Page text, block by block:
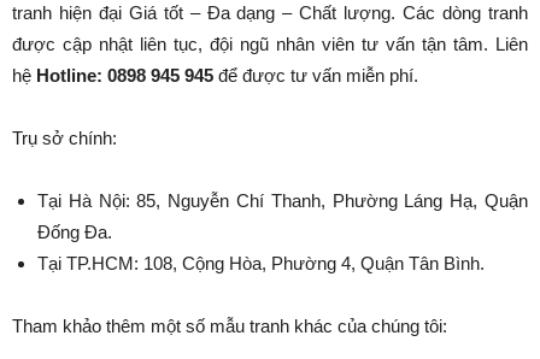
tranh hiện đại Giá tốt – Đa dạng – Chất lượng. Các dòng tranh
được cập nhật liên tục, đội ngũ nhân viên tư vấn tận tâm. Liên
hệ Hotline: 0898 945 945 để được tư vấn miễn phí.
Trụ sở chính:
Tại Hà Nội: 85, Nguyễn Chí Thanh, Phường Láng Hạ, Quận
Đống Đa.
Tại TP.HCM: 108, Cộng Hòa, Phường 4, Quận Tân Bình.
Tham khảo thêm một số mẫu tranh khác của chúng tôi: